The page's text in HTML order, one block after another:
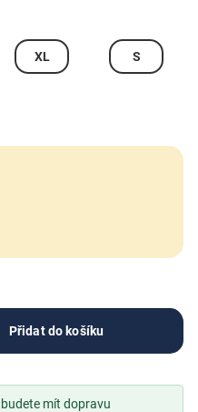
XL S
Přidat do košíku
mít dopravu